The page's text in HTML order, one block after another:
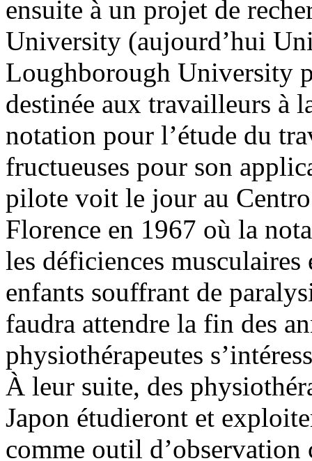
ensuite à un projet de
University (aujourd’hui
Loughborough University
destinée aux travailleurs à
notation pour l’étude du
fructueuses pour son
pilote voit le jour au
Florence en 1967 où la
les déficiences
enfants souffrant de
faudra attendre la fin des
physiothérapeutes
À leur suite, des
Japon étudieront et
comme outil